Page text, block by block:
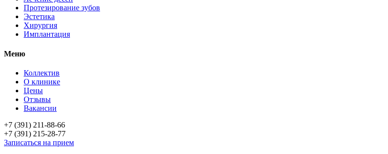
Протезирование зубов
Эстетика
Хирургия
Имплантация
Меню
Коллектив
О клинике
Цены
Отзывы
Вакансии
+7 (391) 211-88-66
+7 (391) 215-28-77
Записаться на прием